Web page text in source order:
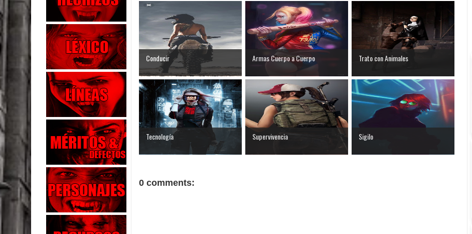
Conducir Armas Cuerpo a Cuerpo Trato con Animales
Tecnología Supervivencia Sigilo
0 comments: